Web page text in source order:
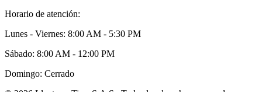
Horario de atención:
Lunes - Viernes: 8:00 AM - 5:30 PM
Sábado: 8:00 AM - 12:00 PM
Domingo: Cerrado